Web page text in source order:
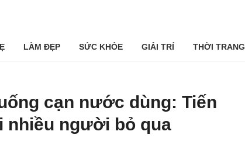
LÀM ĐẸP SỨC KHỎE GIẢI TRÍ THỜI TRANG
cạn nước dùng: Tiến
nhiều người bỏ qua